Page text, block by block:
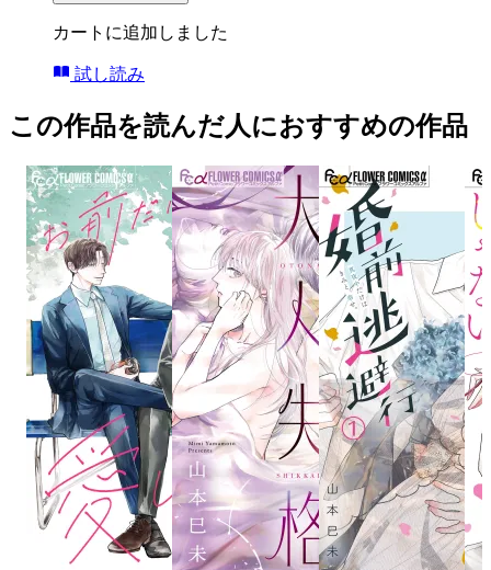
カートに追加しました
試し読み
この作品を読んだ人におすすめの作品